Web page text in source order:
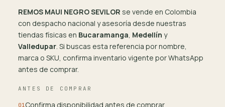
REMOS MAUI NEGRO SEVILOR se vende en Colombia
con despacho nacional y asesoría desde nuestras
tiendas físicas en Bucaramanga, Medellín y
Valledupar. Si buscas esta referencia por nombre,
marca o SKU, confirma inventario vigente por WhatsApp
antes de comprar.
ANTES DE COMPRAR
01Confirma disponibilidad antes de comprar.